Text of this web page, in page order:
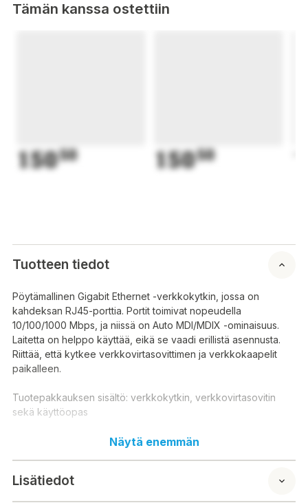
Tämän kanssa ostettiin
15050 15050
Tuotteen tiedot
Pöytämallinen Gigabit Ethernet -verkkokytkin, jossa on
kahdeksan RJ45-porttia. Portit toimivat nopeudella
10/100/1000 Mbps, ja niissä on Auto MDI/MDIX -ominaisuus.
Laitetta on helppo käyttää, eikä se vaadi erillistä asennusta.
Riittää, että kytkee verkkovirtasovittimen ja verkkokaapelit
paikalleen.
Tuotepakkauksen sisältö: verkkokytkin, verkkovirtasovitin
sekä käyttöopas
Ei tuuletinta, äänetön
Ulkoinen virtalähde
Tekniset tiedot: Portit: 8x 10/100/1000 (RJ-45)
Väylänopeus: 16 Gbps
Näytä enemmän
Lisätiedot